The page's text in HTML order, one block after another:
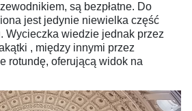
są bezpłatne. Do
jest jedynie niewielka część
Wycieczka wiedzie jednak przez
, między innymi przez
rotundę, oferującą widok na